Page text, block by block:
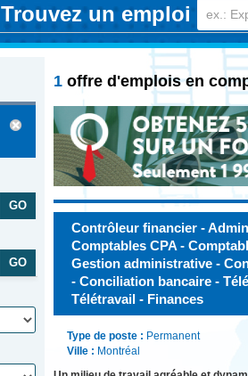
Trouvez un emploi
1 offre d'emplois en
Contrôleur financier -
Comptables CPA -
Gestion administrative -
- Conciliation bancaire -
Télétravail - Finances
Type de poste : Permanent
Ville : Montréal